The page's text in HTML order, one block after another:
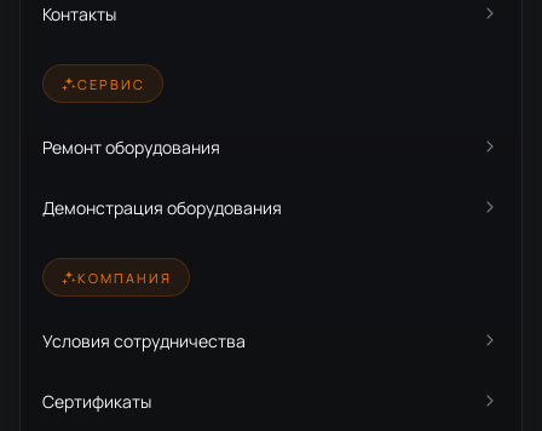
Контакты
СЕРВИС
Ремонт оборудования
Демонстрация оборудования
КОМПАНИЯ
Условия сотрудничества
Сертификаты